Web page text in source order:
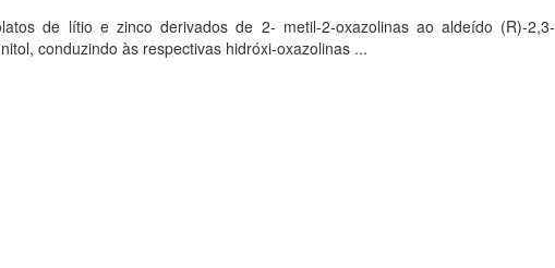
de lítio e zinco derivados de 2- metil-2-oxazolinas ao aldeído (R)-2,3-
conduzindo às respectivas hidróxi-oxazolinas ...